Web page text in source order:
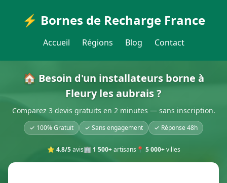
⚡ Bornes de Recharge France
Accueil Régions Blog Contact
🏠 Besoin d'un installateurs borne à
Fleury les aubrais ?
Comparez 3 devis gratuits en 2 minutes — sans inscription.
✓ 100% Gratuit ✓ Sans engagement ✓ Réponse 48h
⭐ 4.8/5avis🏢 1 500+artisans 📍 5 000+villes